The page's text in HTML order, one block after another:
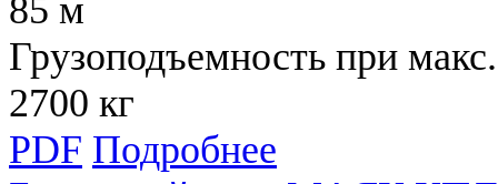
85 м
Грузоподъемность при
2700 кг
PDF Подробнее